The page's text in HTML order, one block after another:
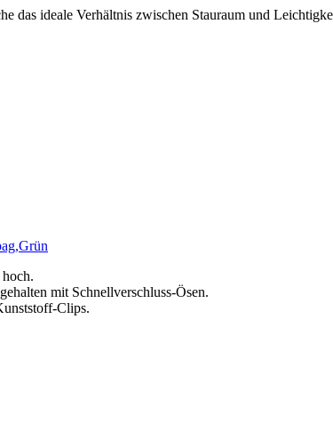
ideale Verhältnis zwischen Stauraum und
mit Schnellverschluss-Ösen.
Clips.